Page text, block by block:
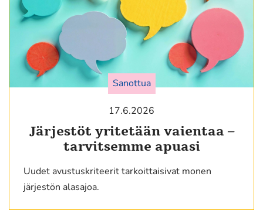
Sanottua
17.6.2026
Järjestöt yritetään vaientaa –
tarvitsemme apuasi
Uudet avustuskriteerit tarkoittaisivat monen
järjestön alasajoa.